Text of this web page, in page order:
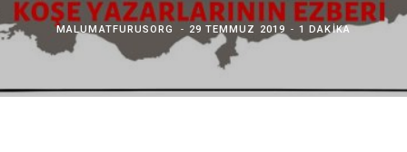
MALUMATFURUSORG 29 TEMMUZ 2019 1 DAKIKA